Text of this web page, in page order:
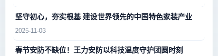
坚守初心，夯实根基 建设世界领先的中国特色家装产业
2025-11-03
春节安防不缺位！王力安防以科技温度守护团圆时刻